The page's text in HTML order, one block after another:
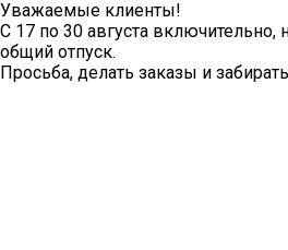
Уважаемые клиенты!
С 17 по 30 августа включительно,
общий отпуск.
Просьба, делать заказы и